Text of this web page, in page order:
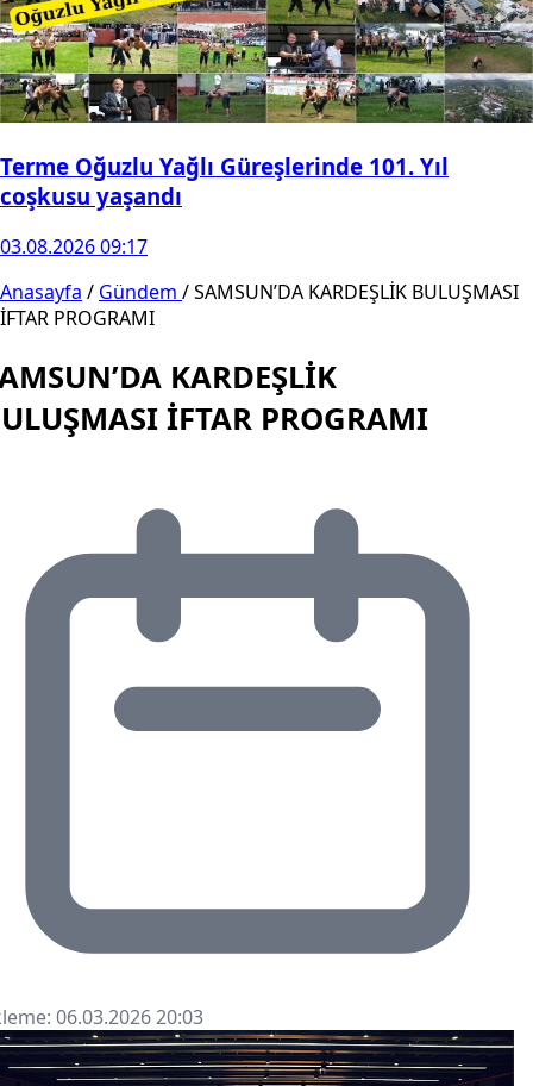
Terme Oğuzlu Yağlı Güreşlerinde 101. Yıl
coşkusu yaşandı
03.08.2026 09:17
Anasayfa / Gündem /SAMSUN’DA KARDEŞLİK BULUŞMASI
İFTAR PROGRAMI
KARDEŞLİK
İFTAR PROGRAMI
06.03.2026 20:03